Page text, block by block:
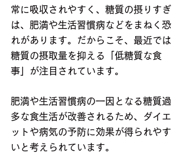
常に吸収されやすく、糖質の摂りすぎ
は、肥満や生活習慣病などをまねく恐
れがあります。だからこそ、最近では
糖質の摂取量を抑える「低糖質な食
事」が注目されています。
肥満や生活習慣病の一因となる糖質過
多な食生活が改善されるため、ダイエ
ットや病気の予防に効果が得られやす
いと考えられています。